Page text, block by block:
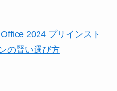
2024 プリインスト
の賢い選び方